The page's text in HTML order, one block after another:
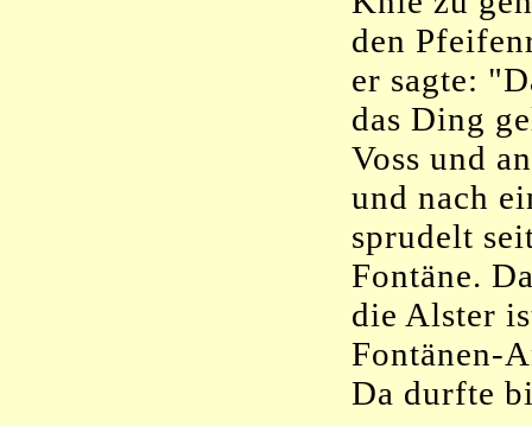
den
er sagte:
das Ding
Voss und
und nach
sprudelt
Fontäne.
die Alster
Fontänen-
Da durfte